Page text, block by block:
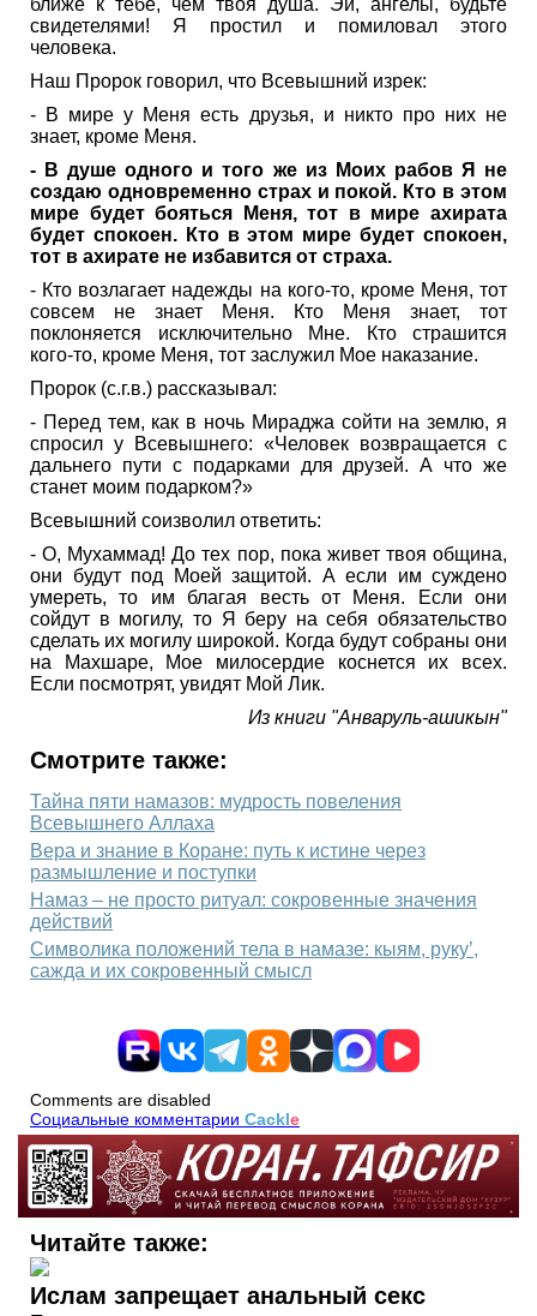
свидетелями! Я простил и помиловал этого
человека.
Наш Пророк говорил, что Всевышний изрек:
- В мире у Меня есть друзья, и никто про них не
знает, кроме Меня.
- В душе одного и того же из Моих рабов Я не
создаю одновременно страх и покой. Кто в этом
мире будет бояться Меня, тот в мире ахирата
будет спокоен. Кто в этом мире будет спокоен,
тот в ахирате не избавится от страха.
- Кто возлагает надежды на кого-то, кроме Меня, тот
совсем не знает Меня. Кто Меня знает, тот
поклоняется исключительно Мне. Кто страшится
кого-то, кроме Меня, тот заслужил Мое наказание.
Пророк (с.г.в.) рассказывал:
- Перед тем, как в ночь Мираджа сойти на землю, я
спросил у Всевышнего: «Человек возвращается с
дальнего пути с подарками для друзей. А что же
станет моим подарком?»
Всевышний соизволил ответить:
- О, Мухаммад! До тех пор, пока живет твоя община,
они будут под Моей защитой. А если им суждено
умереть, то им благая весть от Меня. Если они
сойдут в могилу, то Я беру на себя обязательство
сделать их могилу широкой. Когда будут собраны они
на Махшаре, Мое милосердие коснется их всех.
Если посмотрят, увидят Мой Лик.
Из книги "Анваруль-ашикын"
Смотрите также:
Тайна пяти намазов: мудрость повеления
Всевышнего Аллаха
Вера и знание в Коране: путь к истине через
размышление и поступки
Намаз – не просто ритуал: сокровенные значения
действий
Символика положений тела в намазе: кыям, руку’,
сажда и их сокровенный смысл
Comments are disabled
Социальные комментарии Cackle
Читайте также:
Ислам запрещает анальный секс